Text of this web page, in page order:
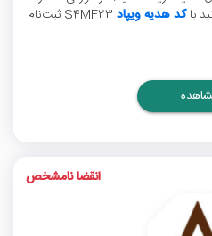
باکد هدیه ویپاد
S4MF23 ثبت‌نام
انقضا نامشخص